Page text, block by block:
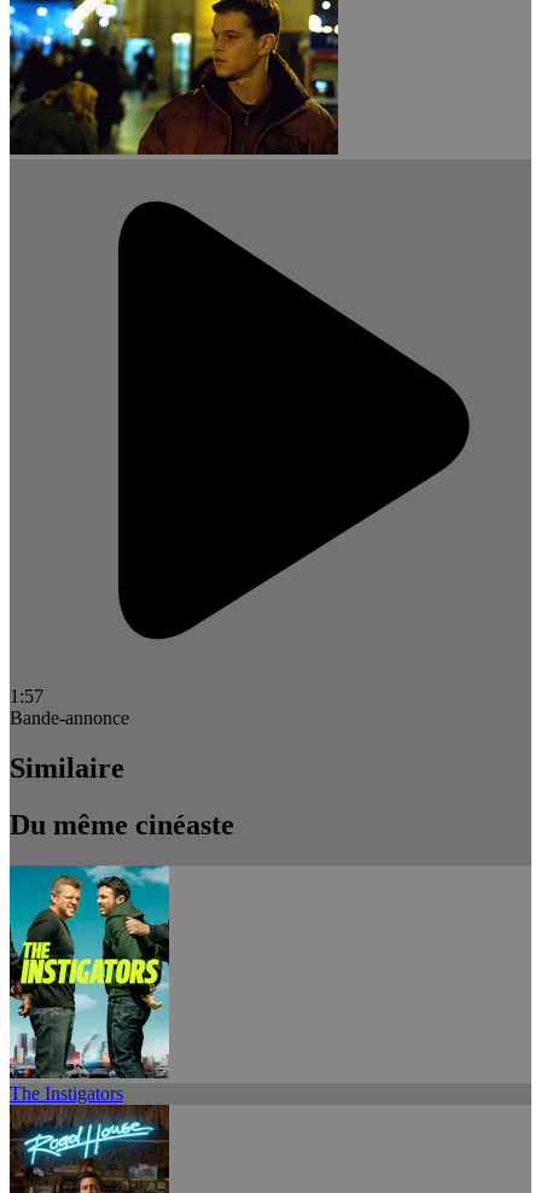
1:57
Bande-annonce
Similaire
Du même cinéaste
The Instigators